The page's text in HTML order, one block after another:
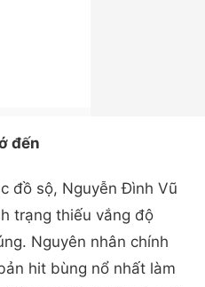
đến
đồ sộ, Nguyễn Đình Vũ
trạng thiếu vắng độ
Nguyên nhân chính
hit bùng nổ nhất làm